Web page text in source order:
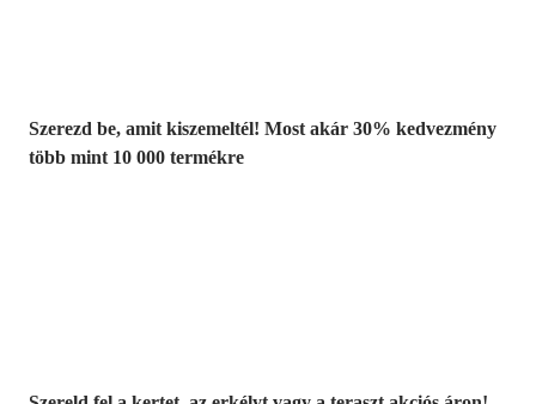
Szerezd be, amit kiszemeltél! Most akár 30% kedvezmény
több mint 10 000 termékre